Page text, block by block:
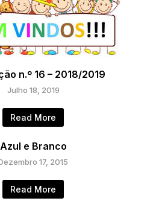
n.º 16 – 2018/2019
Julho 18, 2019
Read More
Azul e Branco
17, 2015
Read More